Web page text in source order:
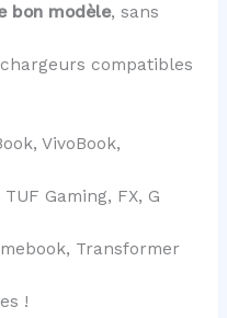
bon modèle, sans
compatibles
VivoBook,
TUF Gaming, FX, G
Transformer
!